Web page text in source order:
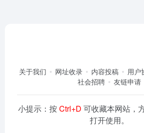
关于我们 网址收录 内容投稿 用户
社会招聘
友链申请
小提示：按Ctrl+D 可收藏本网站，
打开使用。